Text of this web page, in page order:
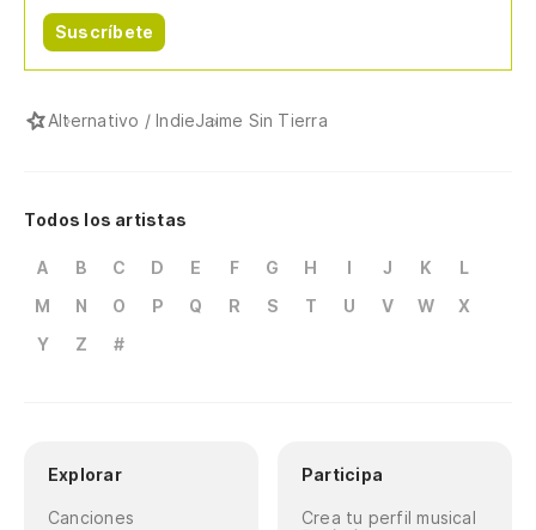
Suscríbete
Alternativo / IndieJaime Sin Tierra
Todos los artistas
A B C D E F G H I J K
L
M
N O P Q R S T U V W
X
Y
Z #
Explorar
Canciones
Participa
Crea tu perfil musical